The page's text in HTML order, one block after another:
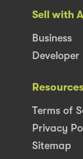
Sell with
Business
Developer
Terms of
Privacy
Sitemap